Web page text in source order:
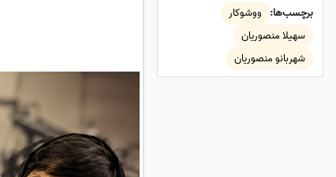
برچسب‌ها: ووشوکار
سهیلا منصوریان
شهربانو منصوریان